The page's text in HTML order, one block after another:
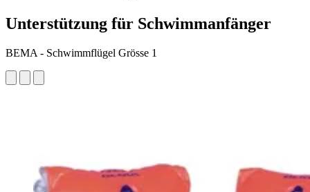
Unterstützung für Schwimmanfänger
BEMA - Schwimmflügel Grösse 1